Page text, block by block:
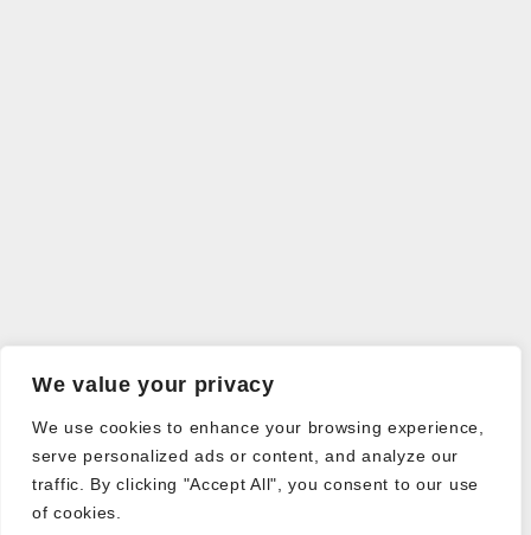
We value your privacy
We use cookies to enhance your browsing experience,
serve personalized ads or content, and analyze our
traffic. By clicking "Accept All", you consent to our use
of cookies.